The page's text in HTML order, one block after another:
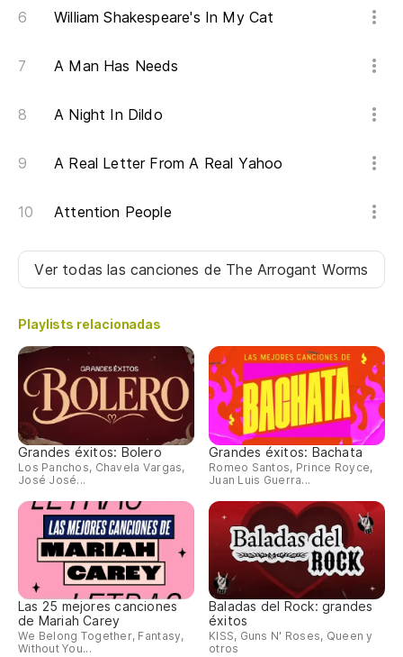
William Shakespeare's In My Cat
A Man Has Needs
A Night In Dildo
A Real Letter From A Real Yahoo
Attention People
Ver todas las canciones de The Arrogant Worms
Playlists relacionadas
Grandes éxitos: Bolero
Los Panchos, Chavela Vargas,
José José...
Grandes éxitos: Bachata
Romeo Santos, Prince Royce,
Juan Luis Guerra...
Las 25 mejores canciones
de Mariah Carey
We Belong Together, Fantasy,
Without You...
Baladas del Rock: grandes
éxitos
KISS, Guns N' Roses, Queen y
otros